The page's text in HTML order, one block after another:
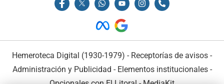
Hemeroteca Digital (1930-1979) - Receptorías de avisos -
Administración y Publicidad - Elementos institucionales-